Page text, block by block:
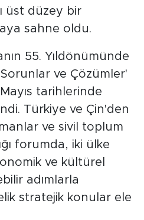
üst düzey bir
sahne oldu.
55. Yıldönümünde
ve Çözümler'
Mayıs tarihlerinde
Türkiye ve Çin'den
ve sivil toplum
forumda, iki ülke
ve kültürel
adımlarla
stratejik konular ele